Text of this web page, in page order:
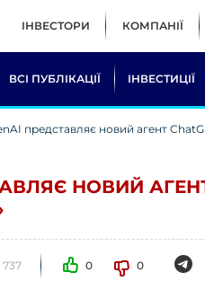
ІНВЕСТОРИ КОМПАНІЇ
ВСІ ПУБЛІКАЦІЇ ІНВЕСТИЦІЇ
представляє новий агент
НОВИЙ
737 0 0